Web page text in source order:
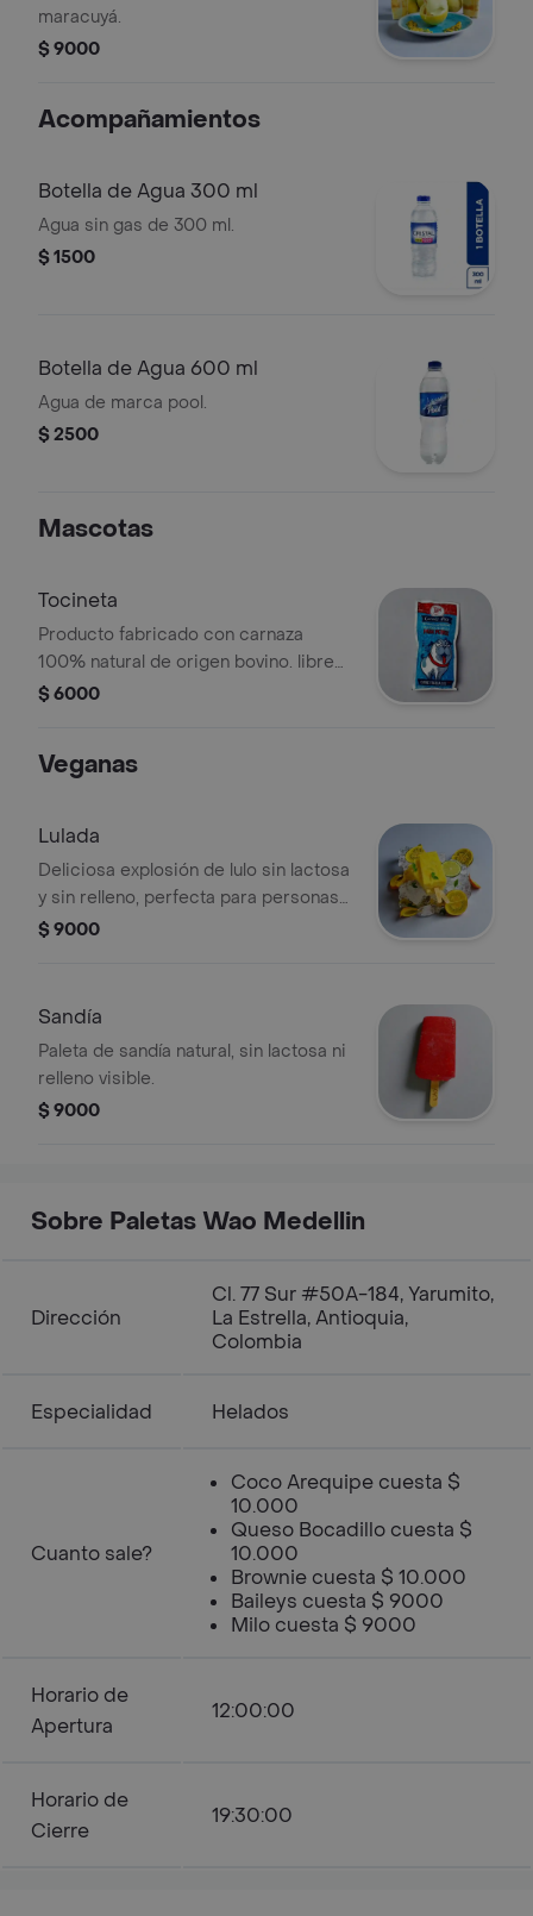
maracuyá.
$ 9000
Acompañamientos
Botella de Agua 300 ml
Agua sin gas de 300 ml.
$ 1500
Botella de Agua 600 ml
Agua de marca pool.
$ 2500
Mascotas
Tocineta
Producto fabricado con carnaza
100% natural de origen bovino. libre
de maíz, libre de trigo, libre de gluten
$ 6000
Veganas
Lulada
Deliciosa explosión de lulo sin lactosa
y sin relleno, perfecta para personas
veganas.
$ 9000
Sandía
Paleta de sandía natural, sin lactosa ni
relleno visible.
$ 9000
Sobre Paletas Wao Medellin
Dirección
Cl. 77 Sur #50A-184, Yarumito,
La Estrella, Antioquia,
Colombia
Especialidad Helados
Cuanto sale?
Coco Arequipe cuesta $
10.000
Queso Bocadillo cuesta $
10.000
Brownie cuesta $ 10.000
Baileys cuesta $ 9000
Milo cuesta $ 9000
Horario de
Apertura
12:00:00
Horario de
Cierre
19:30:00